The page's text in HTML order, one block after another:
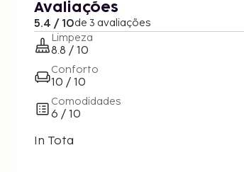
Avaliações
5.4 / 10de 3 avaliações
Limpeza
8.8 / 10
Conforto
10 / 10
Comodidades
6 / 10
In Tota